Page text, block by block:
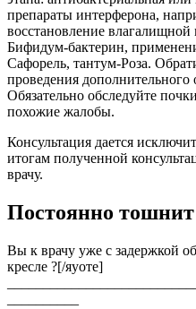
препараты интерферона,
восстановление
Бифидум-бактерин,
Сафорель, тантум-Роза.
проведения дополнительного
Обязательно обследуйте
похожие жалобы.
Консультация дается
итогам полученной
врачу.
Постоянно тошнит
Вы к врачу уже с задержкой
кресле ?[/яуоте]